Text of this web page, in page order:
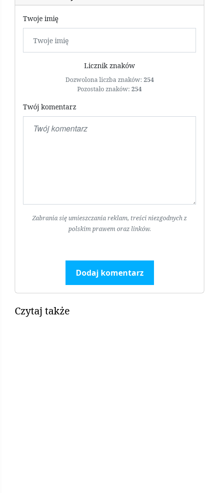
Twoje imię
Licznik znaków
Dozwolona liczba znaków: 254
Pozostało znaków: 254
Twój komentarz
Zabrania się umieszczania reklam, treści niezgodnych z
polskim prawem oraz linków.
Dodaj komentarz
Czytaj także